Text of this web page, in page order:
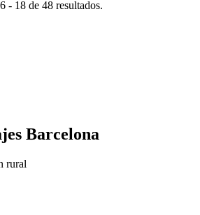
- 18 de 48 resultados.
Barcelona
rural